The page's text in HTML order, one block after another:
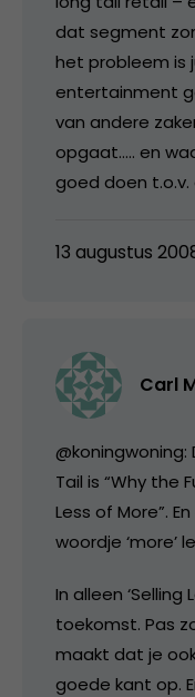
dat segment
het probleem is
entertainment
van andere
opgaat….. en
goed doen
13 augustus
Carl
@koningwoning:
Tail is “Why the
Less of More”.
woordje ‘more’
In alleen ‘Selling
toekomst. Pas
maakt dat je ook
goede kant op.